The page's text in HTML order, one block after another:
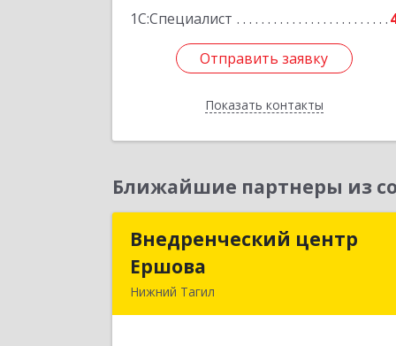
1С:Специалист
Отправить заявку
Показать контакты
Отправить заявку
Назад
Ближайшие партнеры из
Внедренческий центр
Ершова
Нижний Тагил
Внедренческий центр